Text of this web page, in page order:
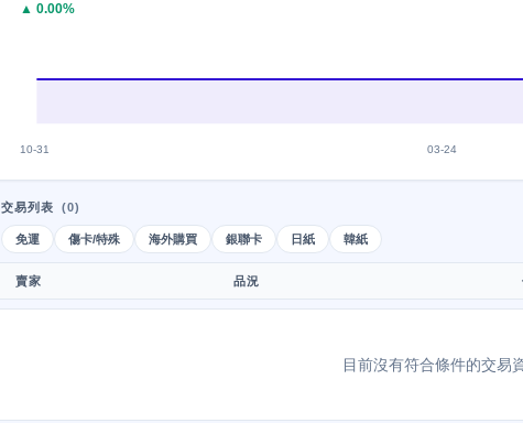
▲ 0.00%
10-31 03-24
交易列表 (0)
免運 傷卡/特殊 海外購買 銀聯卡 日紙 韓紙
賣家 品況
目前沒有符合條件的交易